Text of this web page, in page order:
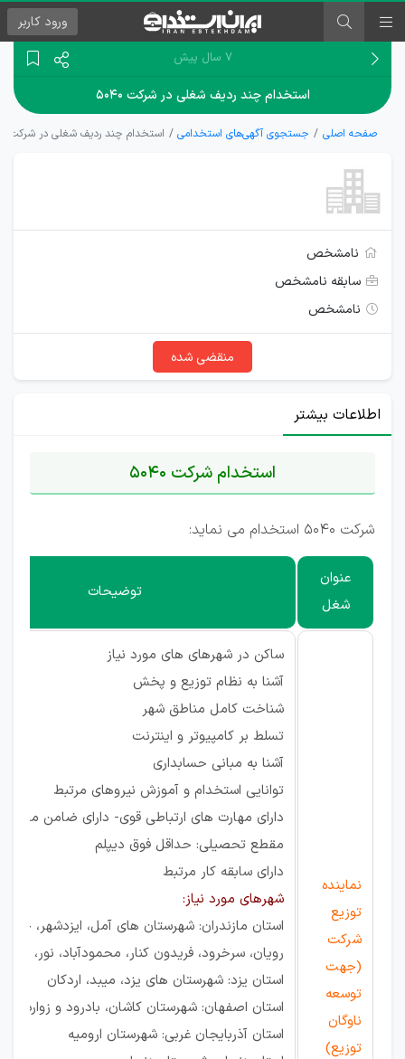
ورود کاربر
۷ سال پیش
استخدام چند ردیف شغلی در شرکت ۵۰۴۰
صفحه اصلی جستجوی آگهی‌های استخدامی استخدام چند ردیف شغلی در شرکت ۵۰۴۰
نامشخص
سابقه نامشخص
نامشخص
منقضی شده
اطلاعات بیشتر
استخدام شرکت 5040
شرکت 5040 استخدام می نماید:
عنوان
شغل
توضیحات
نماینده
توزیع
شرکت
(جهت
توسعه
ناوگان
توزیع)
ساکن در شهرهای های مورد نیاز
آشنا به نظام توزیع و پخش
شناخت کامل مناطق شهر
تسلط بر کامپیوتر و اینترنت
آشنا به مبانی حسابداری
توانایی استخدام و آموزش نیروهای مرتبط
دارای مهارت های ارتباطی قوی- دارای ضامن معتبر.
مقطع تحصیلی: حداقل فوق دیپلم
دارای سابقه کار مرتبط
شهرهای مورد نیاز:
استان مازندران: شهرستان های آمل، ایزدشهر،
رویان، سرخرود، فریدون کنار، محمودآباد، نور، بابل،
استان یزد: شهرستان های یزد، میبد، اردکان
استان اصفهان: شهرستان کاشان، بادرود و زواره
استان آذربایجان غربی: شهرستان ارومیه